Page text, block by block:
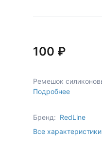
100 ₽
Ремешок
Подробнее
Бренд: RedLine
Все характеристики